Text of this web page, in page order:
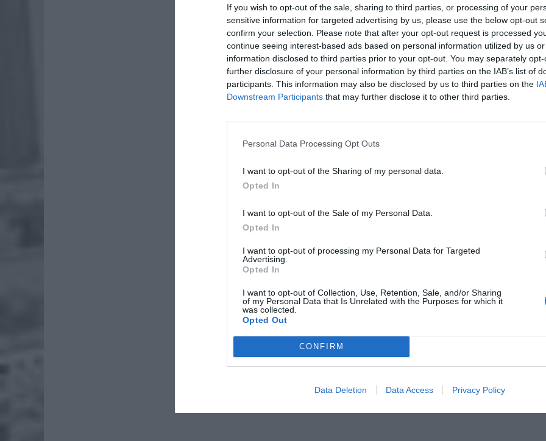
If you wish to opt-out of the sale, sharing to third parties, or processing of your
sensitive information for targeted advertising by us, please use the below opt-out
confirm your selection. Please note that after your opt-out request is processed
continue seeing interest-based ads based on personal information utilized by us
information disclosed to third parties prior to your opt-out. You may separately
further disclosure of your personal information by third parties on the IAB’s list of
participants. This information may also be disclosed by us to third parties on the
Downstream Participants that may further disclose it to other third parties.
Personal Data Processing Opt Outs
I want to opt-out of the Sharing of my personal data.
Opted In
I want to opt-out of the Sale of my Personal Data.
Opted In
I want to opt-out of processing my Personal Data for Targeted
Advertising.
Opted In
I want to opt-out of Collection, Use, Retention, Sale, and/or Sharing
of my Personal Data that Is Unrelated with the Purposes for which it
was collected.
Opted Out
CONFIRM
Data Deletion Data Access Privacy Policy
Fot. Łukasz Rytel Fot. Łukasz Rytel Fot. Łukasz
Fot. Łukasz Rytel Fot. Łukasz Rytel